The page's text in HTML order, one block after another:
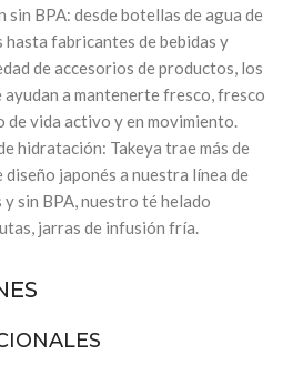
BPA: desde botellas de agua de
fabricantes de bebidas y
de accesorios de productos, los
ayudan a mantenerte fresco, fresco
de vida activo y en movimiento.
hidratación: Takeya trae más de
japonés a nuestra línea de
sin BPA, nuestro té helado
jarras de infusión fría.